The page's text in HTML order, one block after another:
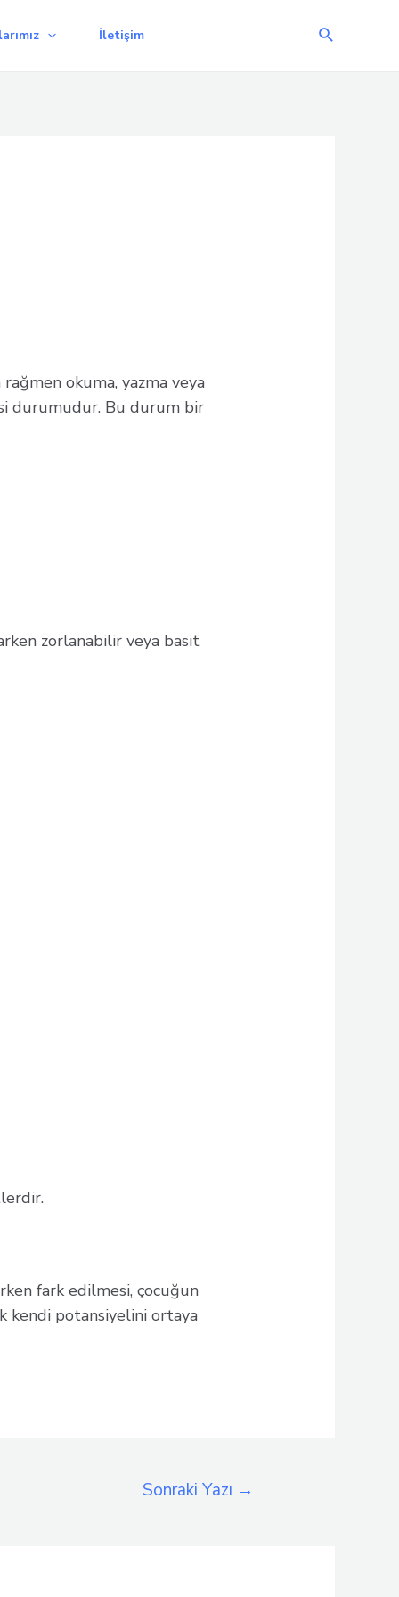
İletişim Arama
okuma, yazma veya
durumudur. Bu durum bir
zorlanabilir veya basit
fark edilmesi, çocuğun
kendi potansiyelini ortaya
Sonraki Yazı →